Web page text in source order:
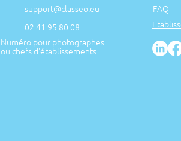
support@classeo.eu
02 41 95 80 08
Numéro pour photographes
ou chefs d'établissements
FAQ